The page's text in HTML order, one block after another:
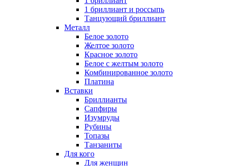
1 бриллиант и россыпь
Танцующий бриллиант
Металл
Белое золото
Желтое золото
Красное золото
Белое с желтым золото
Комбинированное золото
Платина
Вставки
Бриллианты
Сапфиры
Изумруды
Рубины
Топазы
Танзаниты
Для кого
Для женщин